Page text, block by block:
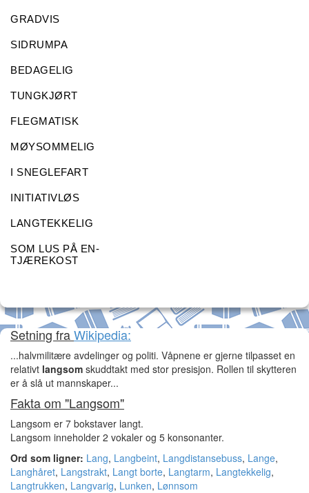
GRADVIS
SIDRUMPA
BEDAGELIG
TUNGKJØRT
FLEGMATISK
MØYSOMMELIG
I SNEGLEFART
INITIATIVLØS
LANGTEKKELIG
SOM LUS PÅ EN-
TJÆREKOST
Setning fraWikipedia:
...halvmilitære avdelinger og politi. Våpnene er gjerne tilpasset en
relativt langsom skuddtakt med stor presisjon. Rollen til skytteren
er å slå ut mannskaper...
Fakta om "Langsom"
Langsom er 7 bokstaver langt.
Langsom inneholder 2 vokaler og 5 konsonanter.
Ord som ligner: Lang, Langbeint, Langdistansebuss, Lange,
Langhåret, Langstrakt, Langt borte, Langtarm, Langtekkelig,
Langtrukken, Langvarig, Lunken, Lønnsom